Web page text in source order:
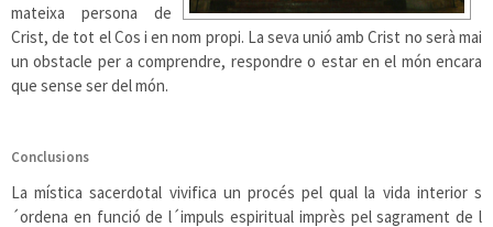
mateixa persona de
Crist, de tot el Cos i en nom propi. La seva unió amb Crist no serà mai
un obstacle per a comprendre, respondre o estar en el món encara
que sense ser del món.
Conclusions
La mística sacerdotal vivifica un procés pel qual la vida interior s
´ordena en funció de l´impuls espiritual imprès pel sagrament de l